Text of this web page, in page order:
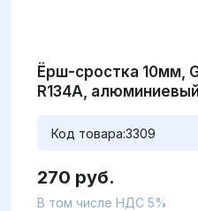
Ёрш-сростка 10мм,
R134А,
Код товара:3309
270 руб.
В том числе НДС 5%